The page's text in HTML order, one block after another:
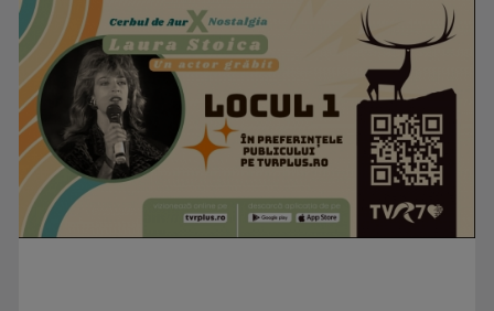
Revelionului TVR